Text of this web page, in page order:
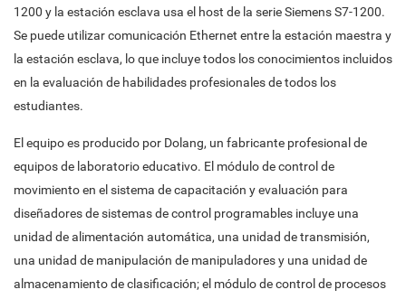
1200 y la estación esclava usa el host de la serie Siemens S7-1200.
Se puede utilizar comunicación Ethernet entre la estación maestra y
la estación esclava, lo que incluye todos los conocimientos incluidos
en la evaluación de habilidades profesionales de todos los
estudiantes.
El equipo es producido por Dolang, un fabricante profesional de
equipos de laboratorio educativo. El módulo de control de
movimiento en el sistema de capacitación y evaluación para
diseñadores de sistemas de control programables incluye una
unidad de alimentación automática, una unidad de transmisión,
una unidad de manipulación de manipuladores y una unidad de
almacenamiento de clasificación; el módulo de control de procesos